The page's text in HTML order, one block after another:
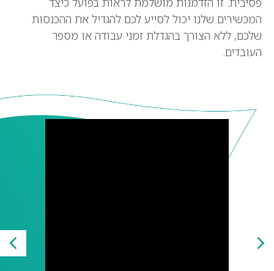
המכשירים שלנו יכול לסייע לכם להגדיל את ההכנסות
שלכם, ללא הצורך בהגדלת זמני עבודה או מספר
העובדים.